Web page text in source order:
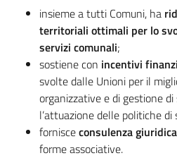
Regione
Emilia-
Romagna
insieme a tutti Comuni, ha
territoriali ottimali per lo
servizi comunali;
sostiene con incentivi
svolte dalle Unioni per il
organizzative e di gestione
l’attuazione delle politiche
fornisceconsulenza giuridica
forme associative.